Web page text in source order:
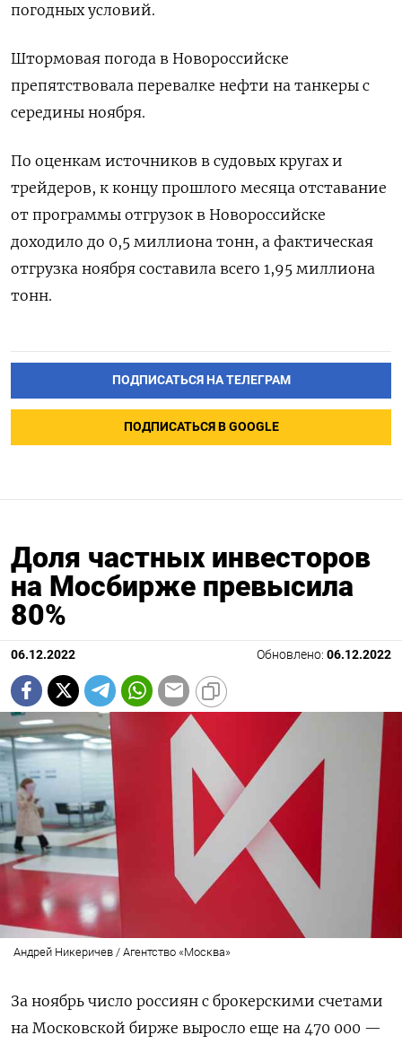
погодных условий.
Штормовая погода в Новороссийске
препятствовала перевалке нефти на танкеры с
середины ноября.
По оценкам источников в судовых кругах и
трейдеров, к концу прошлого месяца отставание
от программы отгрузок в Новороссийске
доходило до 0,5 миллиона тонн, а фактическая
отгрузка ноября составила всего 1,95 миллиона
тонн.
ПОДПИСАТЬСЯ НА ТЕЛЕГРАМ
ПОДПИСАТЬСЯ В GOOGLE
Доля частных инвесторов
на Мосбирже превысила
80%
06.12.2022 Обновлено: 06.12.2022
Андрей Никеричев / Агентство «Москва»
За ноябрь число россиян с брокерскими счетами
на Московской бирже выросло еще на 470 000 —